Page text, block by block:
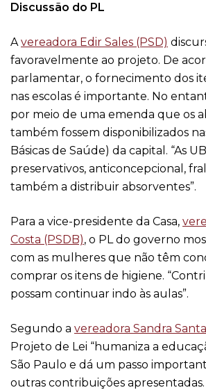
Discussão do PL
Avereadora Edir Sales (PSD)
favoravelmente ao projeto. De
parlamentar, o fornecimento dos
nas escolas é importante. No
por meio de uma emenda que os
também fossem disponibilizados
Básicas de Saúde) da capital. “As
preservativos, anticoncepcional,
também a distribuir absorventes”.
Para a vice-presidente da Casa,
Costa (PSDB), o PL do governo
com as mulheres que não têm
comprar os itens de higiene.
possam continuar indo às aulas”.
Segundo a vereadora Sandra
Projeto de Lei “humaniza a
São Paulo e dá um passo
outras contribuições